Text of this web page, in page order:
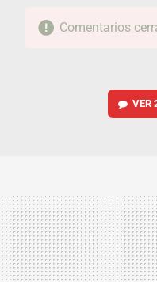
Comentarios
VER